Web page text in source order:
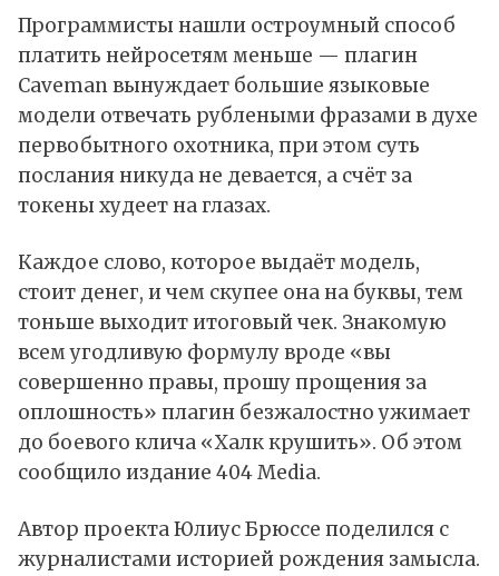
Программисты нашли остроумный способ
платить нейросетям меньше — плагин
Caveman вынуждает большие языковые
модели отвечать рублеными фразами в духе
первобытного охотника, при этом суть
послания никуда не девается, а счёт за
токены худеет на глазах.
Каждое слово, которое выдаёт модель,
стоит денег, и чем скупее она на буквы, тем
тоньше выходит итоговый чек. Знакомую
всем угодливую формулу вроде «вы
совершенно правы, прошу прощения за
оплошность» плагин безжалостно ужимает
до боевого клича «Халк крушить». Об этом
сообщило издание 404 Media.
Автор проекта Юлиус Брюссе поделился с
журналистами историей рождения замысла.